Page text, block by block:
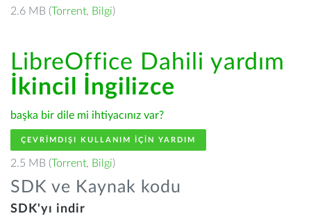
2.6 MB (Torrent, Bilgi)
LibreOffice Dahili yardım
İkincil İngilizce
başka bir dile mi ihtiyacınız var?
ÇEVRIMDIŞI KULLANIM IÇIN YARDIM
2.5 MB (Torrent, Bilgi)
SDK ve Kaynak kodu
SDK'yı indir